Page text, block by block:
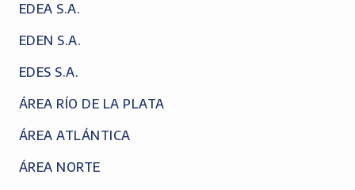
EDEA S.A.
EDEN S.A.
EDES S.A.
ÁREA RÍO DE LA PLATA
ÁREA ATLÁNTICA
ÁREA NORTE